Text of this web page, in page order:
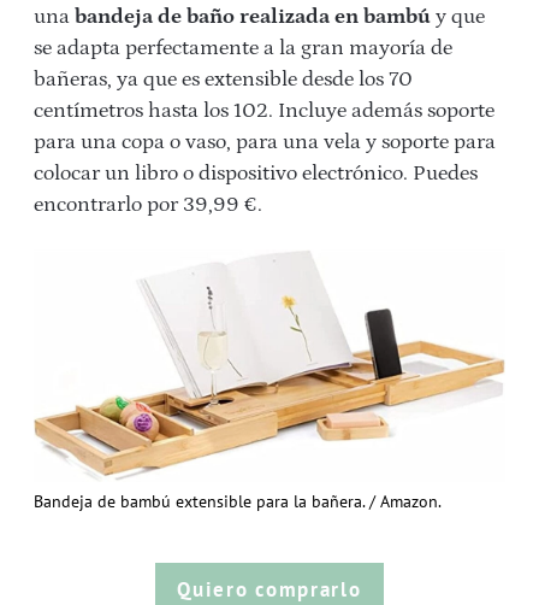
una bandeja de baño realizada en bambú y que
se adapta perfectamente a la gran mayoría de
bañeras, ya que es extensible desde los 70
centímetros hasta los 102. Incluye además soporte
para una copa o vaso, para una vela y soporte para
colocar un libro o dispositivo electrónico. Puedes
encontrarlo por 39,99 €.
Bandeja de bambú extensible para la bañera. / Amazon.
Quiero comprarlo